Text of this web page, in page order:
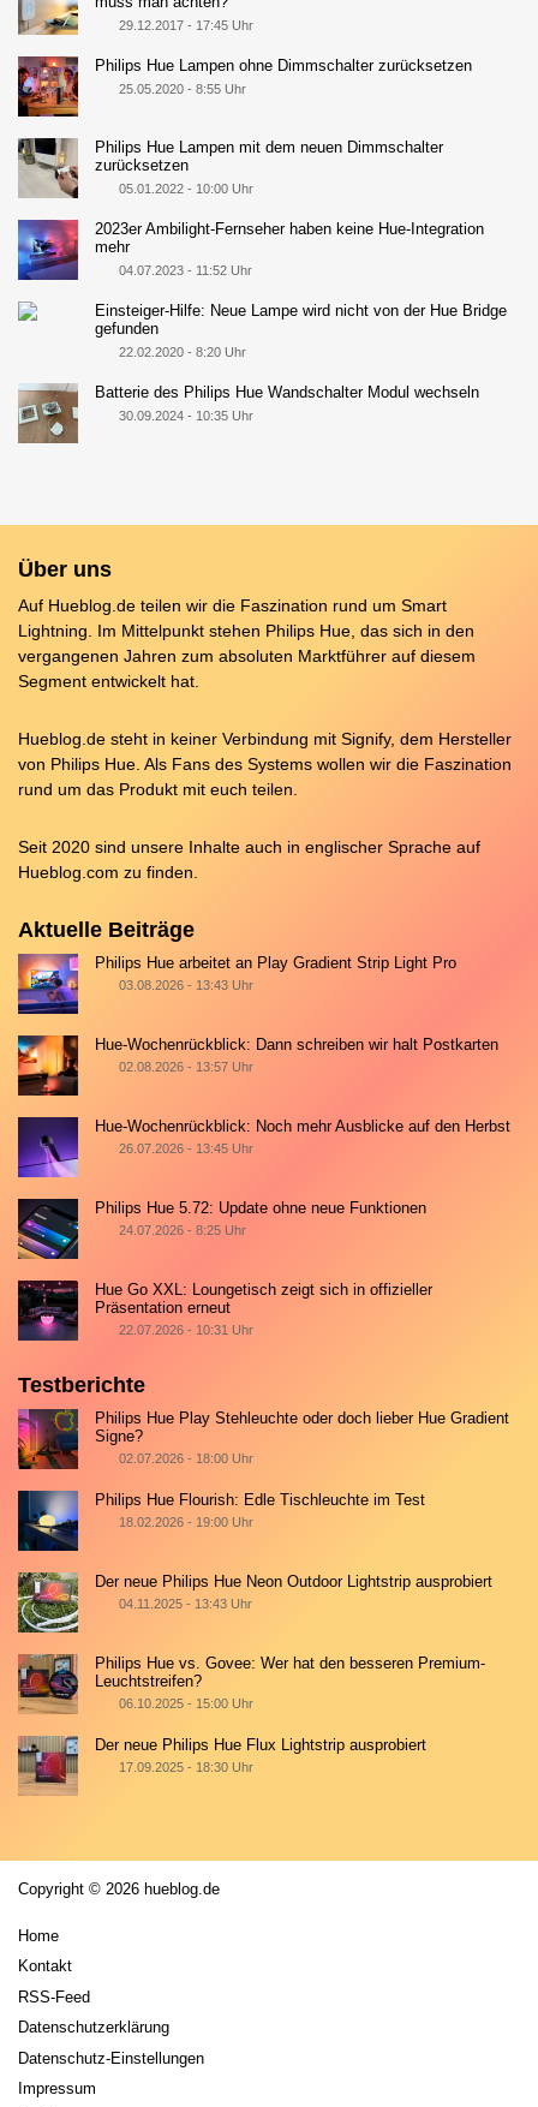
29.12.2017 - 17:45 Uhr
Philips Hue Lampen ohne Dimmschalter zurücksetzen
25.05.2020 - 8:55 Uhr
Philips Hue Lampen mit dem neuen Dimmschalter
zurücksetzen
05.01.2022 - 10:00 Uhr
2023er Ambilight-Fernseher haben keine Hue-Integration
mehr
04.07.2023 - 11:52 Uhr
Einsteiger-Hilfe: Neue Lampe wird nicht von der Hue Bridge
gefunden
22.02.2020 - 8:20 Uhr
Batterie des Philips Hue Wandschalter Modul wechseln
30.09.2024 - 10:35 Uhr
Über uns
Auf Hueblog.de teilen wir die Faszination rund um Smart
Lightning. Im Mittelpunkt stehen Philips Hue, das sich in den
vergangenen Jahren zum absoluten Marktführer auf diesem
Segment entwickelt hat.
Hueblog.de steht in keiner Verbindung mit Signify, dem Hersteller
von Philips Hue. Als Fans des Systems wollen wir die Faszination
rund um das Produkt mit euch teilen.
Seit 2020 sind unsere Inhalte auch in englischer Sprache auf
Hueblog.com zu finden.
Aktuelle Beiträge
Philips Hue arbeitet an Play Gradient Strip Light Pro
03.08.2026 - 13:43 Uhr
Hue-Wochenrückblick: Dann schreiben wir halt Postkarten
02.08.2026 - 13:57 Uhr
Hue-Wochenrückblick: Noch mehr Ausblicke auf den Herbst
26.07.2026 - 13:45 Uhr
Philips Hue 5.72: Update ohne neue Funktionen
24.07.2026 - 8:25 Uhr
Hue Go XXL: Loungetisch zeigt sich in offizieller
Präsentation erneut
22.07.2026 - 10:31 Uhr
Testberichte
Philips Hue Play Stehleuchte oder doch lieber Hue Gradient
Signe?
02.07.2026 - 18:00 Uhr
Philips Hue Flourish: Edle Tischleuchte im Test
18.02.2026 - 19:00 Uhr
Der neue Philips Hue Neon Outdoor Lightstrip ausprobiert
04.11.2025 - 13:43 Uhr
Philips Hue vs. Govee: Wer hat den besseren Premium-
Leuchtstreifen?
06.10.2025 - 15:00 Uhr
Der neue Philips Hue Flux Lightstrip ausprobiert
17.09.2025 - 18:30 Uhr
Copyright © 2026 hueblog.de
Home
Kontakt
RSS-Feed
Datenschutzerklärung
Datenschutz-Einstellungen
Impressum